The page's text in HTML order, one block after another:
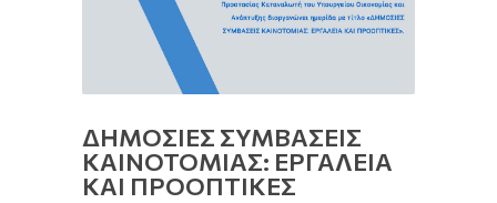
ΔΗΜΟΣΙΕΣ ΣΥΜΒΑΣΕΙΣ
ΚΑΙΝΟΤΟΜΙΑΣ: ΕΡΓΑΛΕΙΑ
ΚΑΙ ΠΡΟΟΠΤΙΚΕΣ